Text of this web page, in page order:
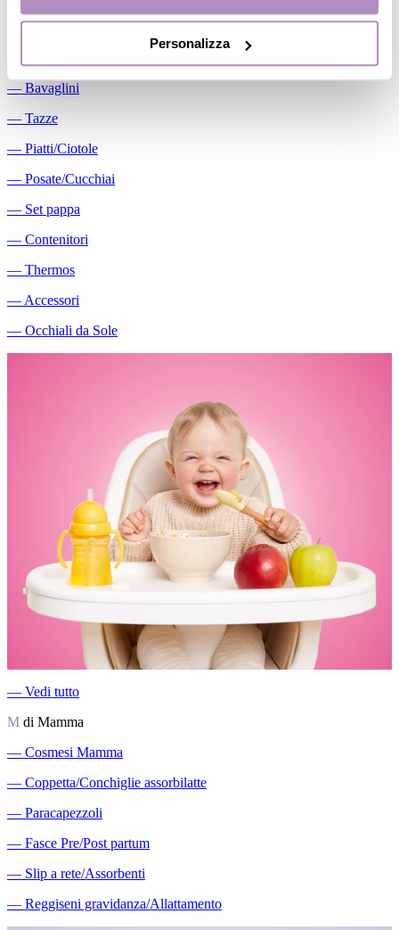
Personalizza
―Massaggiagengive
― Bavaglini
― Tazze
― Piatti/Ciotole
― Posate/Cucchiai
― Set pappa
― Contenitori
― Thermos
― Accessori
― Occhiali da Sole
― Vedi tutto
M di Mamma
― Cosmesi Mamma
― Coppetta/Conchiglie assorbilatte
― Paracapezzoli
― Fasce Pre/Post partum
― Slip a rete/Assorbenti
― Reggiseni gravidanza/Allattamento